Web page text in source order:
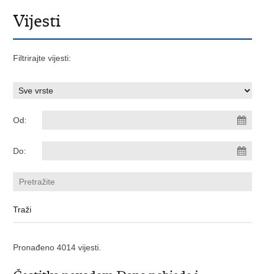
Vijesti
Filtrirajte vijesti:
Od:
Do:
Pronađeno 4014 vijesti.